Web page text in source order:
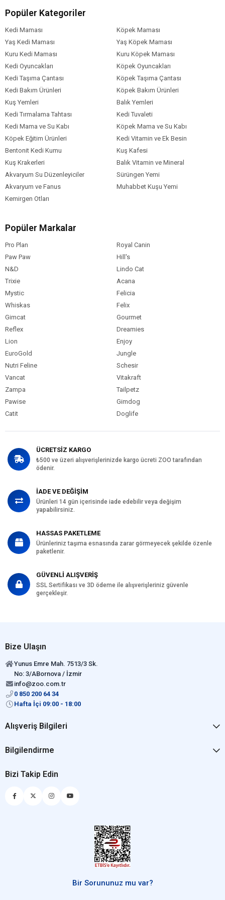
Besin Katkı Maddeleri
Vitamin A: 29500 IU
İyot (3b201, 3b202): 4,1 mg
Bakır (3b405, 3b406): 14 mg
Manganez (3b502, 3b504): 54 mg
Çinko (3b603, 3b605, 3b606): 136 mg
Selenyum (3b801, 3b811, 3b 812): 0,09 mg
Köpek Yaş
Aralığı
Yetişkin (1-7 Yaş)
Köpek Maması
Formu
Köpek Maması
Tahıl Oranı
Normal
Köpek Özel
Köpek Maması
İçerik
Kümes Hayvanı
Paket Boyutu
Ambalaj
Köpek Irk
Özelliği
Popüler Kategoriler
Kedi Maması
Köpek Maması
Yaş Kedi Maması
Yaş Köpek Maması
Kuru Kedi Maması
Kuru Köpek Maması
Kedi Oyuncakları
Köpek Oyuncakları
Kedi Taşıma Çantası
Köpek Taşıma Çantası
Kedi Bakım Ürünleri
Köpek Bakım Ürünleri
Kuş Yemleri
Balık Yemleri
Kedi Tırmalama Tahtası
Kedi Tuvaleti
Kedi Mama ve Su Kabı
Köpek Mama ve Su Kabı
Köpek Eğitim Ürünleri
Kedi Vitamin ve Ek Besin
Bentonit Kedi Kumu
Kuş Kafesi
Kuş Krakerleri
Balık Vitamin ve Mineral
Akvaryum Su Düzenleyiciler
Sürüngen Yemi
Akvaryum ve Fanus
Muhabbet Kuşu Yemi
Kemirgen Otları
Popüler Markalar
Pro Plan
Royal Canin
Paw Paw
Hill's
N&D
Lindo Cat
Trixie
Acana
Mystic
Felicia
Whiskas
Felix
Gimcat
Gourmet
Reflex
Dreamies
Lion
Enjoy
EuroGold
Jungle
Nutri Feline
Schesir
Vancat
Vitakraft
Zampa
Tailpetz
Pawise
Gimdog
Catit
Doglife
ÜCRETSİZ KARGO
₺500 ve üzeri alışverişlerinizde kargo ücreti ZOO tarafından
ödenir.
İADE VE DEĞİŞİM
Ürünleri 14 gün içerisinde iade edebilir veya değişim
yapabilirsiniz.
HASSAS PAKETLEME
Ürünleriniz taşıma esnasında zarar görmeyecek şekilde özenle
paketlenir.
GÜVENLİ ALIŞVERİŞ
SSL Sertifikası ve 3D ödeme ile alışverişleriniz güvenle
gerçekleşir.
Bize Ulaşın
Yunus Emre Mah. 7513/3 Sk.
No: 3/ABornova / İzmir
info@zoo.com.tr
0 850 200 64 34
Hafta İçi 09:00 - 18:00
Alışveriş Bilgileri
Bilgilendirme
Bizi Takip Edin
Bir Sorununuz mu var?